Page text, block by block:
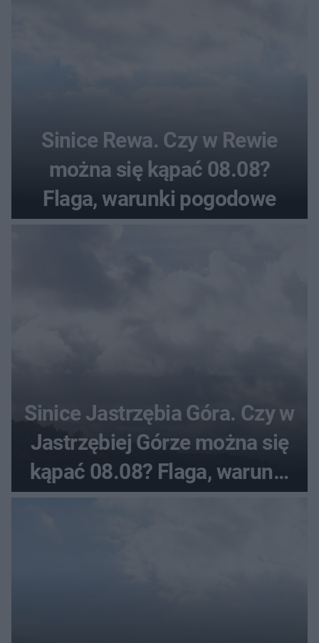
Sinice Rewa. Czy w Rewie
można się kąpać 08.08?
Flaga, warunki pogodowe
Sinice Jastrzębia Góra. Czy w
Jastrzębiej Górze można się
kąpać 08.08? Flaga, warunki
pogodowe